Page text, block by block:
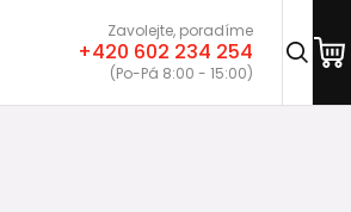
Zavolejte, poradíme
+420 602 234 254
(Po-Pá 8:00 - 15:00)